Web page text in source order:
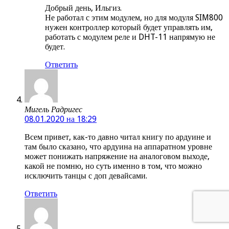
Добрый день, Ильгиз.
Не работал с этим модулем, но для модуля SIM800
нужен контроллер который будет управлять им,
работать с модулем реле и DHT-11 напрямую не
будет.
Ответить
Мигель Радригес
08.01.2020 на 18:29
Всем привет, как-то давно читал книгу по ардуине и
там было сказано, что ардуина на аппаратном уровне
может понижать напряжение на аналоговом выходе,
какой не помню, но суть именно в том, что можно
исключить танцы с доп девайсами.
Ответить